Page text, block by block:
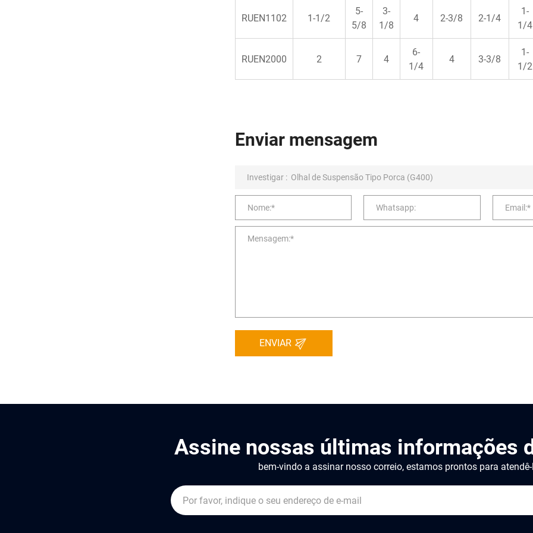
RUEN1102 1-1/2
5-
5/8
3-
1/8
4 2-3/8 2-1/4
1-
1/4
RUEN2000 2 7 4
6-
1/4
4 3-3/8
1-
1/2
Enviar mensagem
ENVIAR
Assine nossas últimas informações
bem-vindo a assinar nosso correio, estamos prontos para